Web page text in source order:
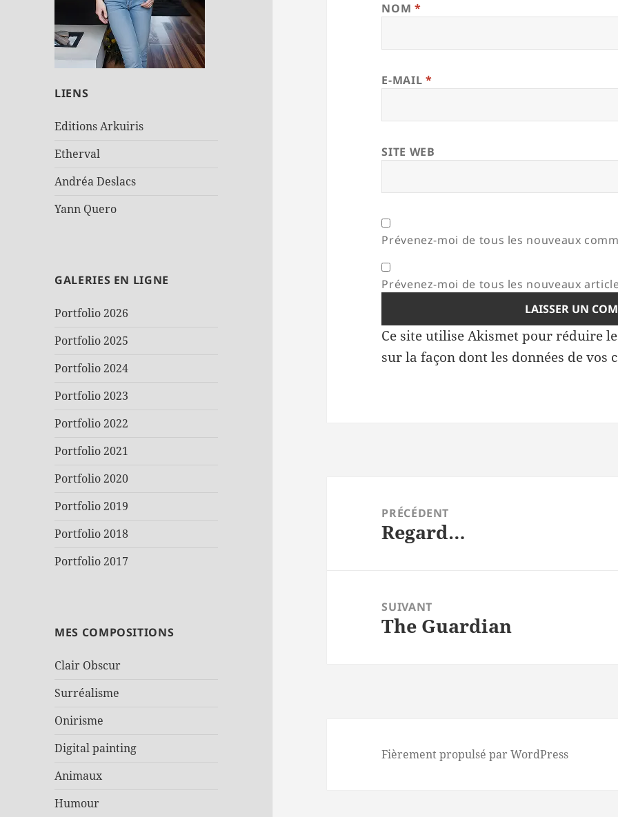
LIENS
Editions Arkuiris
Etherval
Andréa Deslacs
Yann Quero
GALERIES EN LIGNE
Portfolio 2026
Portfolio 2025
Portfolio 2024
Portfolio 2023
Portfolio 2022
Portfolio 2021
Portfolio 2020
Portfolio 2019
Portfolio 2018
Portfolio 2017
MES COMPOSITIONS
Clair Obscur
Surréalisme
Onirisme
Digital painting
Animaux
Humour
NOM *
E-MAIL *
SITE WEB
Prévenez-moi de tous les nouveaux
Prévenez-moi de tous les nouveaux
Ce site utilise Akismet pour réduire
sur la façon dont les données de vos
PRÉCÉDENT
Article
Regard…
SUIVANT
Article
The Guardian
Fièrement propulsé par WordPress